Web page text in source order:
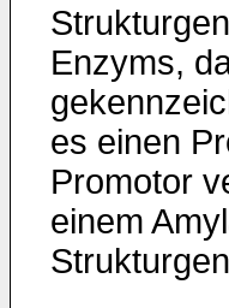
Enzyms,
es einen
Promotor
einem